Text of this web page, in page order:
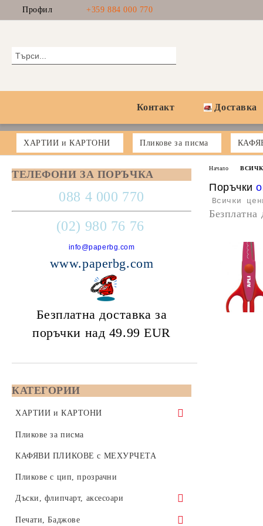
Профил +359 884 000 770
Контакт Доставка
ХАРТИИ и КАРТОНИ Пликове за писма
ТЕЛЕФОНИ ЗА ПОРЪЧКА
088 4 000 770
(02) 980 76 76
info@paperbg.com
www.paperbg.com
Безплатна доставка за
поръчки над 49.99EUR
КАТЕГОРИИ
ХАРТИИ и КАРТОНИ
Копирна хартия 80 gsm - формат А5,
210x297 мм
Бяла копирна хартия, формат А3,
цветен печат - А4, А3, SRA3, А3+
формат А4 - 210x297
формат А3 - 420x297
Цветна хартия 80 / 160 / 270 gsm
Цветна копирна хартия 80 грама,
Инженерна хартия за плотери на
Пликове за писма
КАФЯВИ ПЛИКОВЕ с МЕХУРЧЕТА
Пликове с цип, прозрачни
Дъски, флипчарт, аксесоари
Коркови дъски
Печати, Баджове
Начало
Поръчки
Всички
Безплатна